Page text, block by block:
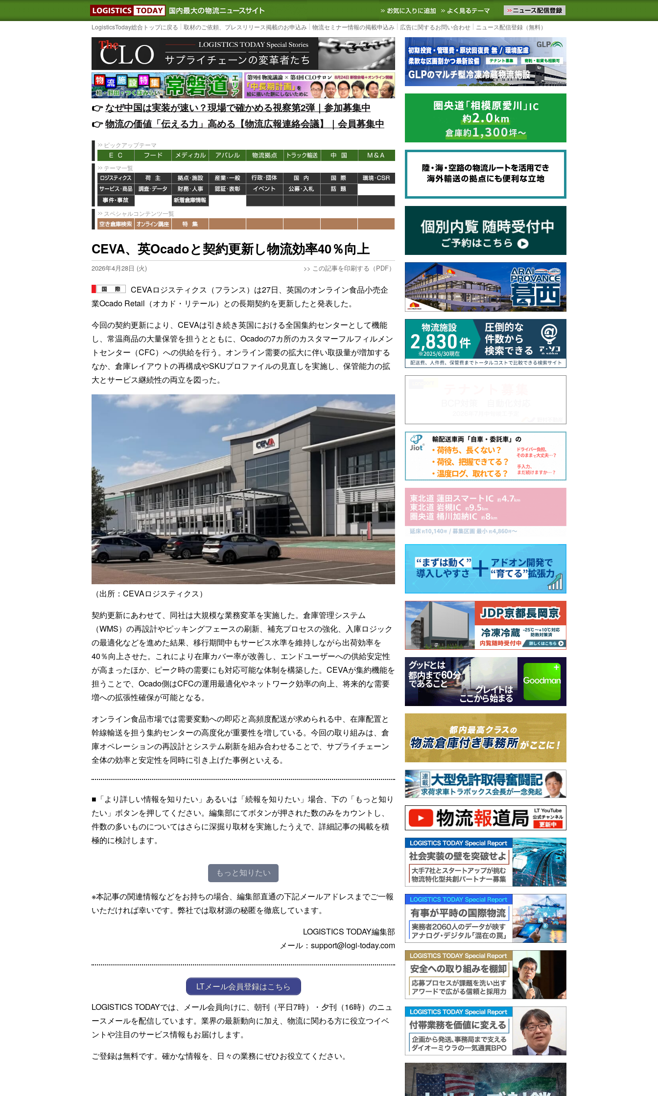
LOGISTICS TODAY｜国内最大の物流ニュースサイト3PL, SCMなど国内外の最新の物流ニュースをお届けします。物流ニュースメール配信を登録す
お気に入りに追加 よく見るテーマ
LogisticsToday総合トップに戻る 取材のご依頼、プレスリリース掲載のお申込み 物流セミナー情報の掲載申込み 広告に関するお問い合わせ ニュース配信登録（無料）
👉️なぜ中国は実装が速い？現場で確かめる視察第2弾｜参加募集中
👉️物流の価値「伝える力」高める【物流広報連絡会議】｜会員募集中
ピックアップテーマ
テーマ一覧
スペシャルコンテンツ一覧
CEVA、英Ocadoと契約更新し物流効率40％向上
2026年4月28日 (火) >> この記事を印刷する（PDF）
CEVAロジスティクス（フランス）は27日、英国のオンライン食品小売企
業Ocado Retail（オカド・リテール）との長期契約を更新したと発表した。
今回の契約更新により、CEVAは引き続き英国における全国集約センターとして機能
し、常温商品の大量保管を担うとともに、Ocadoの7カ所のカスタマーフルフィルメン
トセンター（CFC）への供給を行う。オンライン需要の拡大に伴い取扱量が増加する
なか、倉庫レイアウトの再構成やSKUプロファイルの見直しを実施し、保管能力の拡
大とサービス継続性の両立を図った。
（出所：CEVAロジスティクス）
契約更新にあわせて、同社は大規模な業務変革を実施した。倉庫管理システム
（WMS）の再設計やピッキングフェースの刷新、補充プロセスの強化、入庫ロジック
の最適化などを進めた結果、移行期間中もサービス水準を維持しながら出荷効率を
40％向上させた。これにより在庫カバー率が改善し、エンドユーザーへの供給安定性
が高まったほか、ピーク時の需要にも対応可能な体制を構築した。CEVAが集約機能を
担うことで、Ocado側はCFCの運用最適化やネットワーク効率の向上、将来的な需要
増への拡張性確保が可能となる。
オンライン食品市場では需要変動への即応と高頻度配送が求められる中、在庫配置と
幹線輸送を担う集約センターの高度化が重要性を増している。今回の取り組みは、倉
庫オペレーションの再設計とシステム刷新を組み合わせることで、サプライチェーン
全体の効率と安定性を同時に引き上げた事例といえる。
■「より詳しい情報を知りたい」あるいは「続報を知りたい」場合、下の「もっと知り
たい」ボタンを押してください。編集部にてボタンが押された数のみをカウントし、
件数の多いものについてはさらに深掘り取材を実施したうえで、詳細記事の掲載を積
極的に検討します。
もっと知りたい
※本記事の関連情報などをお持ちの場合、編集部直通の下記メールアドレスまでご一報
いただければ幸いです。弊社では取材源の秘匿を徹底しています。
LOGISTICS TODAY編集部
メール：support@logi-today.com
LTメール会員登録はこちら
LOGISTICS TODAYでは、メール会員向けに、朝刊（平日7時）・夕刊（16時）のニュ
ースメールを配信しています。業界の最新動向に加え、物流に関わる方に役立つイベ
ントや注目のサービス情報もお届けします。
ご登録は無料です。確かな情報を、日々の業務にぜひお役立てください。